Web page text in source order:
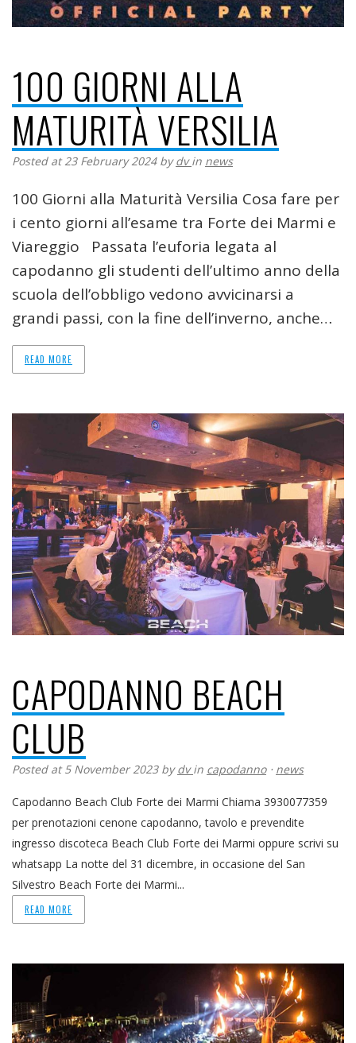
100 GIORNI ALLA
MATURITÀ VERSILIA
Posted at 23 February 2024 bydvin news
100 Giorni alla Maturità Versilia Cosa fare per
i cento giorni all’esame tra Forte dei Marmi e
Viareggio Passata l’euforia legata al
capodanno gli studenti dell’ultimo anno della
scuola dell’obbligo vedono avvicinarsi a
grandi passi, con la fine dell’inverno, anche…
READ MORE
CAPODANNO BEACH
CLUB
Posted at 5 November 2023 bydvin capodanno⋅ news
Capodanno Beach Club Forte dei Marmi Chiama 3930077359
per prenotazioni cenone capodanno, tavolo e prevendite
ingresso discoteca Beach Club Forte dei Marmi oppure scrivi su
whatsapp La notte del 31 dicembre, in occasione del San
Silvestro Beach Forte dei Marmi...
READ MORE